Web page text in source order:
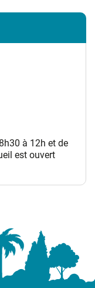
dans un
à 12h et de
est ouvert